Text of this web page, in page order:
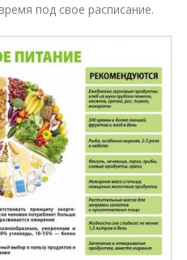
под свое расписание.